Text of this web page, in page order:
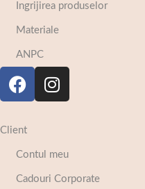
Ingrijirea produselor
Materiale
ANPC
Client
Contul meu
Cadouri Corporate